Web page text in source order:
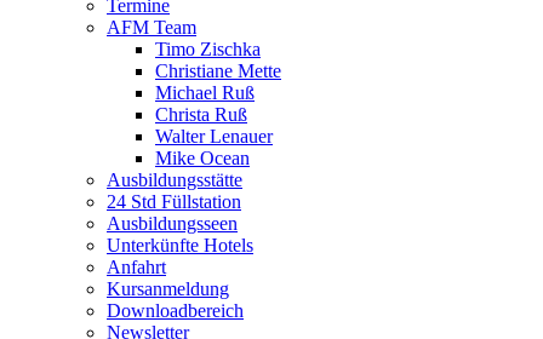
Termine
AFM Team
Timo Zischka
Christiane Mette
Michael Ruß
Christa Ruß
Walter Lenauer
Mike Ocean
Ausbildungsstätte
24 Std Füllstation
Ausbildungsseen
Unterkünfte Hotels
Anfahrt
Kursanmeldung
Downloadbereich
Newsletter